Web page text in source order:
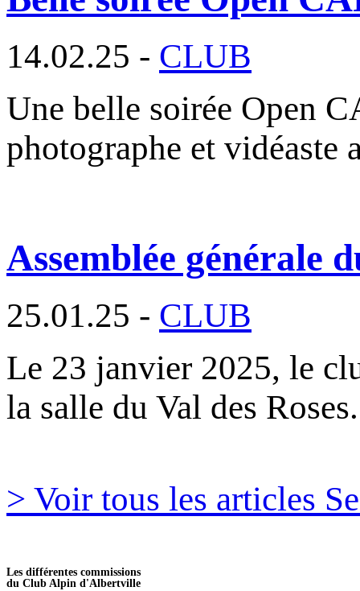
14.02.25 - CLUB
Une belle soirée Open
photographe et vidéaste
Assemblée générale
25.01.25 - CLUB
Le 23 janvier 2025, le
la salle du Val des
> Voir tous les articles
Les différentes commissions
du Club Alpin d'Albertville